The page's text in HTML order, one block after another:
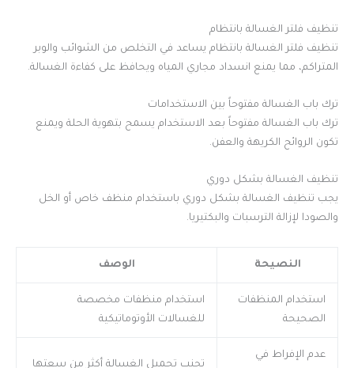
تنظيف فلتر الغسالة بانتظام
تنظيف فلتر الغسالة بانتظام يساعد في التخلص من الشوائب والوبر
المتراكم، مما يمنع انسداد مجاري المياه ويحافظ على كفاءة الغسالة.
ترك باب الغسالة مفتوحاً بين الاستخدامات
ترك باب الغسالة مفتوحاً بعد الاستخدام يسمح بتهوية الحلة ويمنع
تكون الروائح الكريهة والعفن.
تنظيف الغسالة بشكل دوري
يجب تنظيف الغسالة بشكل دوري باستخدام منظف خاص أو الخل
والصودا لإزالة الترسبات والبكتيريا.
النصيحة الوصف
استخدام المنظفات
الصحيحة
استخدام منظفات مخصصة
للغسالات الأوتوماتيكية
عدم الإفراط في
تجنب تحميل الغسالة أكثر من سعتها